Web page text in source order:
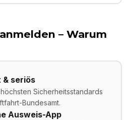
anmelden – Warum
seriös
Sicherheitsstandards
Bundesamt.
Ausweis-App